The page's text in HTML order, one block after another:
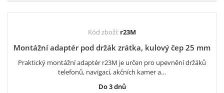
Kód zboží: r23M
Montážní adaptér pod držák zrátka, kulový čep 25 mm
Praktický montážní adaptér r23M je určen pro upevnění držáků
telefonů, navigací, akčních kamer a…
Do 3 dnů